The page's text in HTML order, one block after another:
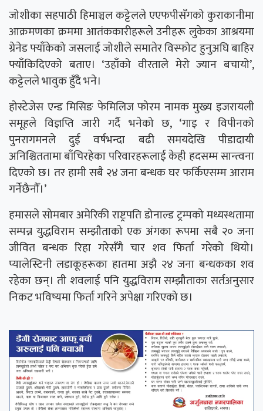
जोशीका सहपाठी हिमाञ्चल कट्टेलले एएफपीसँगको कुराकानीमा
आक्रमणका क्रममा आतंककारीहरूले उनीहरू लुकेका आश्रयमा
ग्रेनेड फ्याँकेको जसलाई जोशीले समातेर विस्फोट हुनुअघि बाहिर
फ्याँकिदिएको बताए। ‘उहाँको वीरताले मेरो ज्यान बचायो’,
कट्टेलले भावुक हुँदै भने।
होस्टेजेस एन्ड मिसिङ फेमिलिज फोरम नामक मुख्य इजरायली
समूहले विज्ञप्ति जारी गर्दै भनेको छ, ‘गाइ र विपीनको
पुनरागमनले दुई वर्षभन्दा बढी समयदेखि पीडादायी
अनिश्चिततामा बाँचिरहेका परिवारहरूलाई केही हदसम्म सान्त्वना
दिएको छ। तर हामी सबै २४ जना बन्धक घर फर्किएसम्म आराम
गर्नेछैनौँ।’
हमासले सोमबार अमेरिकी राष्ट्रपति डोनाल्ड ट्रम्पको मध्यस्थतामा
सम्पन्न युद्धविराम सम्झौताको एक अंगका रूपमा सबै २० जना
जीवित बन्धक रिहा गरेसँगै चार शव फिर्ता गरेको थियो।
प्यालेस्टिनी लडाकूहरूका हातमा अझै २४ जना बन्धकका शव
रहेका छन्। ती शवलाई पनि युद्धविराम सम्झौताका सर्तअनुसार
निकट भविष्यमा फिर्ता गरिने अपेक्षा गरिएको छ।